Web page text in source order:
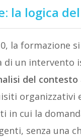
la logica
la formazione
di un intervento
del
organizzativi
cui la
senza una